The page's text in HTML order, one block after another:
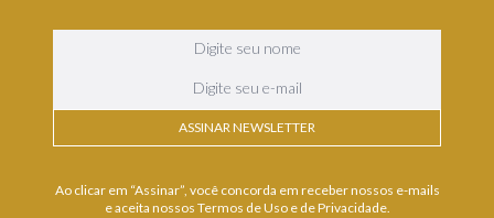
ASSINAR NEWSLETTER
Ao clicar em “Assinar”, você concorda em receber nossos e-mails
e aceita nossos Termos de Uso e de Privacidade.